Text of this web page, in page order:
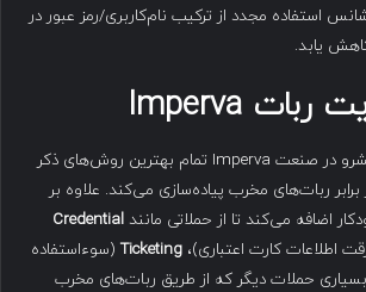
استفاده مجدد از ترکیب نام‌کاربری/رمز عبور در
یابد.
ربات
راهکار مدیریت ربات پیشرو در صنعت Imperva تمام بهترین روش‌های ذکر
ربات‌های مخرب پیاده‌سازی می‌کند. علاوه بر
اضافه می‌کند تا از حملاتی مانند Credential
اطلاعات کارت اعتباری)، Ticketing (سوءاستفاده
حملات دیگر که از طریق ربات‌های مخرب